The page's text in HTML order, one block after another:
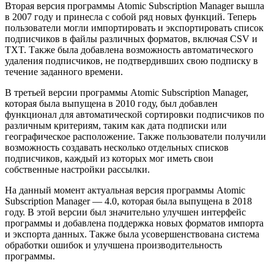
Вторая версия программы Atomic Subscription Manager вышла
в 2007 году и принесла с собой ряд новых функций. Теперь
пользователи могли импортировать и экспортировать список
подписчиков в файлы различных форматов, включая CSV и
TXT. Также была добавлена возможность автоматического
удаления подписчиков, не подтвердивших свою подписку в
течение заданного времени.
В третьей версии программы Atomic Subscription Manager,
которая была выпущена в 2010 году, был добавлен
функционал для автоматической сортировки подписчиков по
различным критериям, таким как дата подписки или
географическое расположение. Также пользователи получили
возможность создавать несколько отдельных списков
подписчиков, каждый из которых мог иметь свои
собственные настройки рассылки.
На данный момент актуальная версия программы Atomic
Subscription Manager — 4.0, которая была выпущена в 2018
году. В этой версии был значительно улучшен интерфейс
программы и добавлена поддержка новых форматов импорта
и экспорта данных. Также была усовершенствована система
обработки ошибок и улучшена производительность
программы.